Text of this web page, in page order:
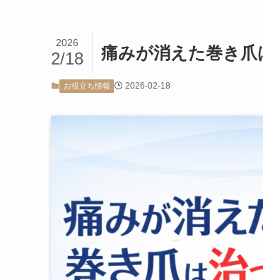
痛みが消えた巻き
2026
2/18
お役立ち情報 2026-02-18